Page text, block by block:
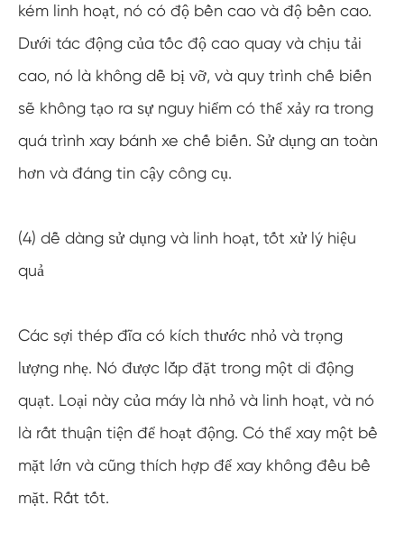
kém linh hoạt, nó có độ bền cao và độ bền cao.
Dưới tác động của tốc độ cao quay và chịu tải
cao, nó là không dễ bị vỡ, và quy trình chế biến
sẽ không tạo ra sự nguy hiểm có thể xảy ra trong
quá trình xay bánh xe chế biến. Sử dụng an toàn
hơn và đáng tin cậy công cụ.
(4) dễ dàng sử dụng và linh hoạt, tốt xử lý hiệu
quả
Các sợi thép đĩa có kích thước nhỏ và trọng
lượng nhẹ. Nó được lắp đặt trong một di động
quạt. Loại này của máy là nhỏ và linh hoạt, và nó
là rất thuận tiện để hoạt động. Có thể xay một bề
mặt lớn và cũng thích hợp để xay không đều bề
mặt. Rất tốt.